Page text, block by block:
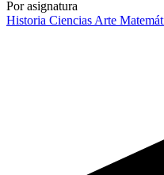
Por asignatura
Historia Ciencias Arte